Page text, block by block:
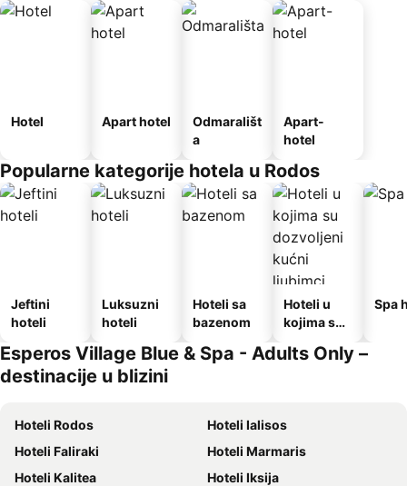
Hotel Apart hotel
Odmarališt
a
Apart-
hotel
Popularne kategorije hotela u Rodos
Jeftini
hoteli
Luksuzni
hoteli
Hoteli sa
bazenom
Hoteli u
kojima su
kućni
Spa
Esperos Village Blue & Spa - Adults Only –
destinacije u blizini
Hoteli Rodos
Hoteli Ialisos
Hoteli Faliraki
Hoteli Marmaris
Hoteli Kalitea
Hoteli Iksija